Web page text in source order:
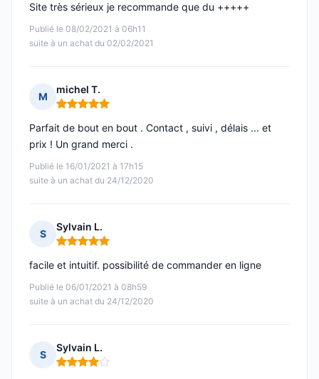
Publié le 08/02/2021 à 06h11
suite à un achat du 02/02/2021
Site très sérieux je recommande que du +++++
M
michel T.
Note : 5 sur 5
Publié le 16/01/2021 à 17h15
suite à un achat du 24/12/2020
Parfait de bout en bout . Contact , suivi , délais ... et
prix ! Un grand merci .
S
Sylvain L.
Note : 5 sur 5
Publié le 06/01/2021 à 08h59
suite à un achat du 24/12/2020
facile et intuitif. possibilité de commander en ligne
S
Sylvain L.
Note : 4 sur 5